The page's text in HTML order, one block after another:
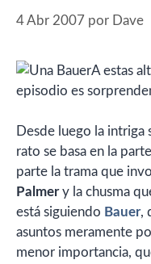
4 Abr 2007 por Dave
A estas
episodio es
Desde luego la intriga
rato se basa en la
parte la trama que
Palmery la chusma
está siguiendo Bauer,
asuntos meramente
menor importancia,